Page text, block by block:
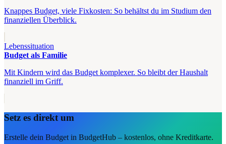
Knappes Budget, viele Fixkosten: So behältst du im Studium den
finanziellen Überblick.
Lebenssituation
Budget als Familie
Mit Kindern wird das Budget komplexer. So bleibt der Haushalt
finanziell im Griff.
Setz es direkt um
Erstelle dein Budget in BudgetHub – kostenlos, ohne Kreditkarte.